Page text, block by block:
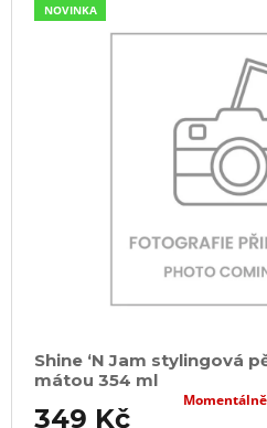
NOVINKA
Shine ‘N Jam stylingová
mátou 354 ml
349 Kč